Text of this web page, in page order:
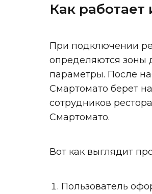
Как работает
При подключении
определяются зоны
параметры. После
Смартомато берет
сотрудников
Смартомато.
Вот как выглядит
Пользователь